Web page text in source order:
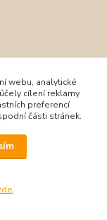
webu, analytické
cílení reklamy
preferencí
části stránek.
.